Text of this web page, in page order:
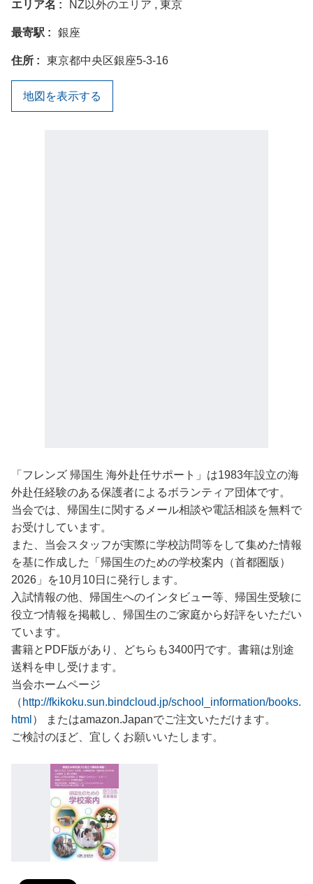
エリア名 NZ以外のエリア , 東京
最寄駅 銀座
住所 東京都中央区銀座5-3-16
地図を表示する
「フレンズ 帰国生 海外赴任サポート」は1983年設立の海
外赴任経験のある保護者によるボランティア団体です。
当会では、帰国生に関するメール相談や電話相談を無料で
お受けしています。
また、当会スタッフが実際に学校訪問等をして集めた情報
を基に作成した「帰国生のための学校案内（首都圏版）
2026」を10月10日に発行します。
入試情報の他、帰国生へのインタビュー等、帰国生受験に
役立つ情報を掲載し、帰国生のご家庭から好評をいただい
ています。
書籍とPDF版があり、どちらも3400円です。書籍は別途
送料を申し受けます。
当会ホームページ
（ http://fkikoku.sun.bindcloud.jp/school_information/books.
html ） またはamazon.Japanでご注文いただけます。
ご検討のほど、宜しくお願いいたします。